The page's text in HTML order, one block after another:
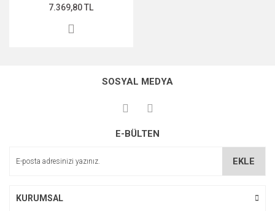
7.369,80 TL
SOSYAL MEDYA
E-BÜLTEN
EKLE
KURUMSAL